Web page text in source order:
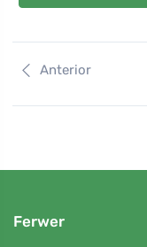
Anterior
Ferwer